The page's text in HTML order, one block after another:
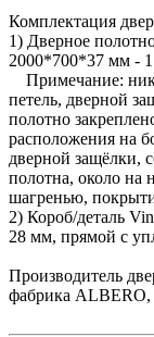
Комплектация
1) Дверное
2000*700*37 мм -
Примечание:
петель, дверной
полотно
расположения на
дверной защёлки,
полотна, около на
шагренью,
2) Короб/деталь
28 мм, прямой с
Производитель
фабрика ALBERO,